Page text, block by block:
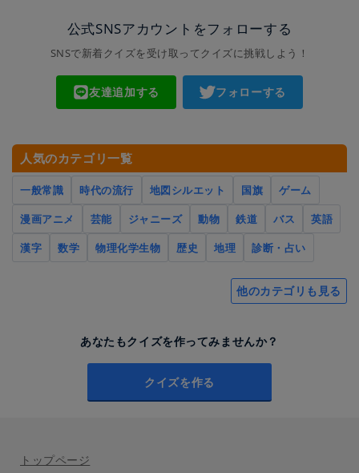
公式SNSアカウントをフォローする
SNSで新着クイズを受け取ってクイズに挑戦しよう！
友達追加する フォローする
人気のカテゴリ一覧
一般常識 時代の流行 地図シルエット 国旗
ゲーム
漫画アニメ
芸能 ジャニーズ 動物 鉄道 バス
英語
漢字
数学 物理化学生物 歴史 地理 診断・占い
他のカテゴリも見る
あなたもクイズを作ってみませんか？
クイズを作る
トップページ